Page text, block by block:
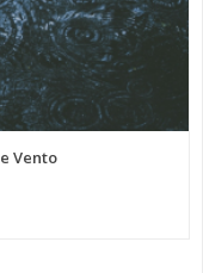
Vento